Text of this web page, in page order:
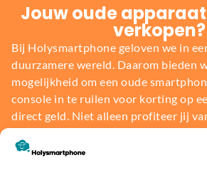
Jouw oude
verkopen?
Bij Holysmartphone geloven we in
duurzamere wereld. Daarom bieden
mogelijkheid om een oude
console in te ruilen voor korting op
direct geld. Niet alleen profiteer jij
technologie, maar je draagt ook bij
onze planeet.